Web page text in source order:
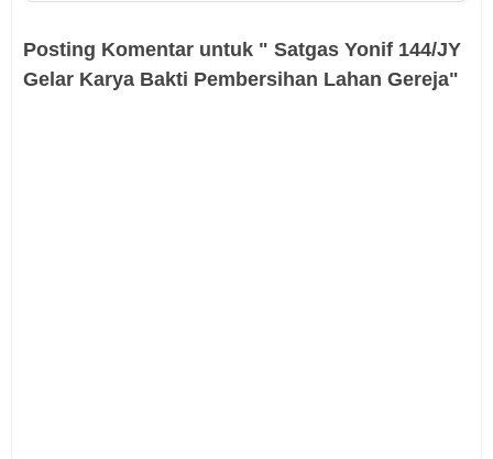
Posting Komentar untuk " Satgas Yonif 144/JY
Gelar Karya Bakti Pembersihan Lahan Gereja"